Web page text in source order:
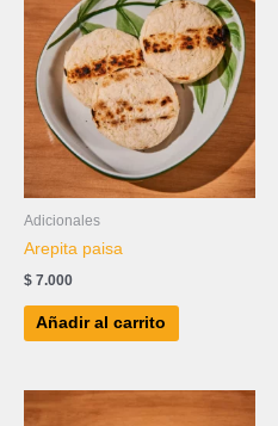
Adicionales
Arepita paisa
$ 7.000
Añadir al carrito